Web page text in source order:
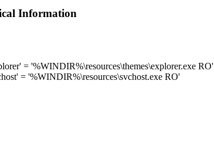
Information
= '%WINDIR%\resources\themes\explorer.exe RO'
= '%WINDIR%\resources\svchost.exe RO'